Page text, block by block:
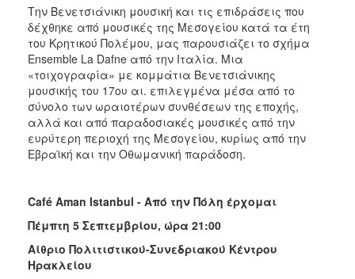
Την Βενετσιάνικη μουσική και τις επιδράσεις που
δέχθηκε από μουσικές της Μεσογείου κατά τα έτη
του Κρητικού Πολέμου, μας παρουσιάζει το σχήμα
Ensemble La Dafne από την Ιταλία. Μια
«τοιχογραφία» με κομμάτια Βενετσιάνικης
μουσικής του 17ου αι. επιλεγμένα μέσα από το
σύνολο των ωραιοτέρων συνθέσεων της εποχής,
αλλά και από παραδοσιακές μουσικές από την
ευρύτερη περιοχή της Μεσογείου, κυρίως από την
Εβραϊκή και την Οθωμανική παράδοση.
Café Aman Istanbul - Από την Πόλη έρχομαι
Πέμπτη 5 Σεπτεμβρίου, ώρα 21:00
Αίθριο Πολιτιστικού-Συνεδριακού Κέντρου
Ηρακλείου